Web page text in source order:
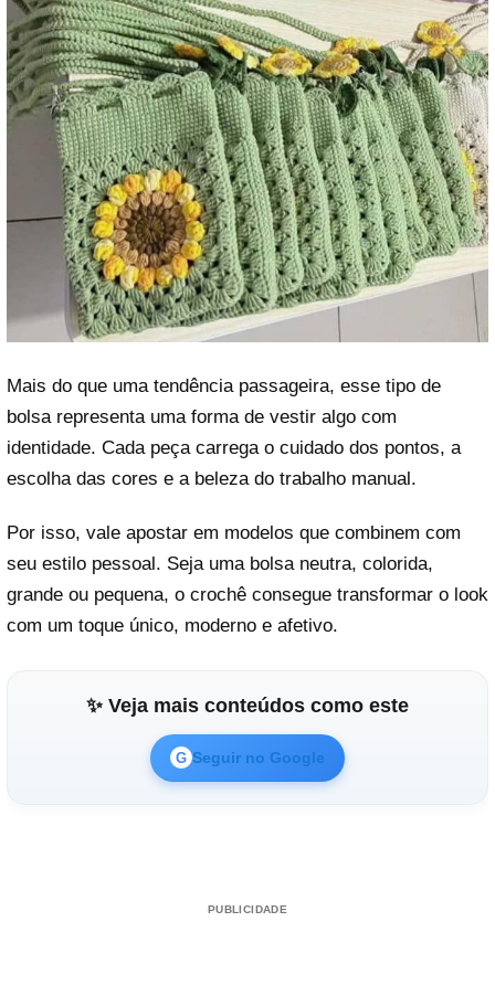
Mais do que uma tendência passageira, esse tipo de
bolsa representa uma forma de vestir algo com
identidade. Cada peça carrega o cuidado dos pontos, a
escolha das cores e a beleza do trabalho manual.
Por isso, vale apostar em modelos que combinem com
seu estilo pessoal. Seja uma bolsa neutra, colorida,
grande ou pequena, o crochê consegue transformar o look
com um toque único, moderno e afetivo.
✨ Veja mais conteúdos como este
G Seguir no Google
PUBLICIDADE